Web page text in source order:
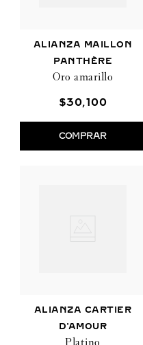
ALIANZA MAILLON
PANTHÈRE
Oro amarillo
$30,100
COMPRAR
ALIANZA CARTIER
D'AMOUR
Platino